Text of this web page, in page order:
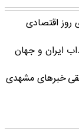
روز اقتصادی
ایران و جهان
خبرهای مشهدی